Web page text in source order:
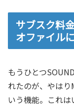
サブスク料
オファイル
もうひとつ
れたのが、やは
いう機能。これ